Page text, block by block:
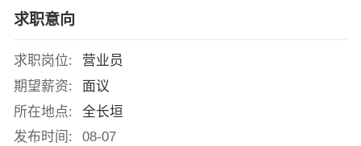
求职意向
求职岗位:
营业员
期望薪资:
面议
所在地点:
全长垣
发布时间:
08-07